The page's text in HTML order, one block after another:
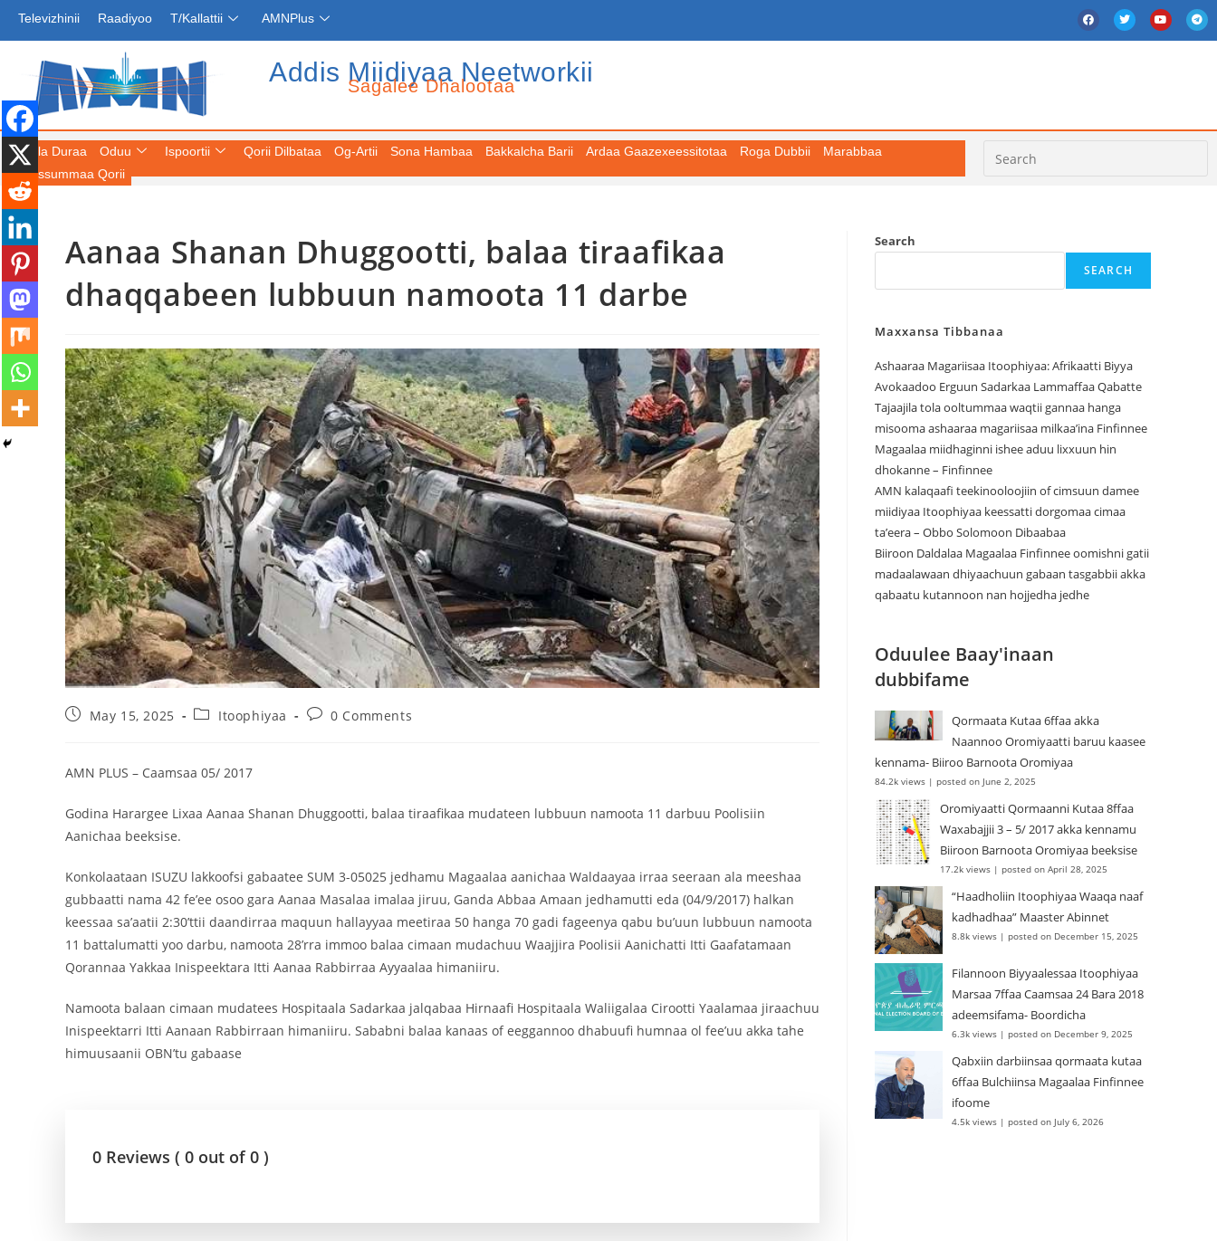
Televizhinii Raadiyoo T/Kallattii AMNPlus
Addis Miidiyaa Neetworkii
Sagalee Dhalootaa
Fuula Duraa Oduu
Ashaaraa Magariisaa Itoophiyaa:
Afrikaatti Biyya Avokaadoo Erguun
Sadarkaa Lammaffaa Qabatte
August 5, 2026
Jijjiirama saffisa Itoophiyaan roga maraan
galmeessaa jirtu ajaa’ibsiifachuu
dhiisuun hin danda’amu – Xiinxala CNN
August 4, 2026
Ispoortii Qorii Dilbataa Og-Artii Sona Hambaa Bakkalcha Barii Ardaa Gaazexeessitotaa Roga Dubbii
Marabbaa
Keessummaa Qorii
Aanaa Shanan Dhuggootti, balaa tiraafikaa
dhaqqabeen lubbuun namoota 11 darbe
May 15, 2025 Itoophiyaa 0 Comments
AMN PLUS – Caamsaa 05/ 2017
Godina Harargee Lixaa Aanaa Shanan Dhuggootti, balaa tiraafikaa mudateen lubbuun namoota 11 darbuu Poolisiin
Aanichaa beeksise.
Konkolaataan ISUZU lakkoofsi gabaatee SUM 3-05025 jedhamu Magaalaa aanichaa Waldaayaa irraa seeraan ala meeshaa
gubbaatti nama 42 fe’ee osoo gara Aanaa Masalaa imalaa jiruu, Ganda Abbaa Amaan jedhamutti eda (04/9/2017) halkan
keessaa sa’aatii 2:30’ttii daandirraa maquun hallayyaa meetiraa 50 hanga 70 gadi fageenya qabu bu’uun lubbuun namoota
11 battalumatti yoo darbu, namoota 28’rra immoo balaa cimaan mudachuu Waajjira Poolisii Aanichatti Itti Gaafatamaan
Qorannaa Yakkaa Inispeektara Itti Aanaa Rabbirraa Ayyaalaa himaniiru.
Namoota balaan cimaan mudatees Hospitaala Sadarkaa jalqabaa Hirnaafi Hospitaala Waliigalaa Cirootti Yaalamaa jiraachuu
Inispeektarri Itti Aanaan Rabbirraan himaniiru. Sababni balaa kanaas of eeggannoo dhabuufi humnaa ol fee’uu akka tahe
himuusaanii OBN’tu gabaase
0 Reviews ( 0 out of 0 )
Search
SEARCH
Maxxansa Tibbanaa
Ashaaraa Magariisaa Itoophiyaa: Afrikaatti Biyya
Avokaadoo Erguun Sadarkaa Lammaffaa Qabatte
Tajaajila tola ooltummaa waqtii gannaa hanga
misooma ashaaraa magariisaa milkaa’ina Finfinnee
Magaalaa miidhaginni ishee aduu lixxuun hin
dhokanne – Finfinnee
‎AMN kalaqaafi teekinooloojiin of cimsuun damee
miidiyaa Itoophiyaa keessatti dorgomaa cimaa
ta’eera – Obbo Solomoon Dibaabaa
Biiroon Daldalaa Magaalaa Finfinnee oomishni gatii
madaalawaan dhiyaachuun gabaan tasgabbii akka
qabaatu kutannoon nan hojjedha jedhe
Oduulee Baay'inaan
dubbifame
Qormaata Kutaa 6ffaa akka
Naannoo Oromiyaatti baruu kaasee
kennama- Biiroo Barnoota Oromiyaa
84.2k views | posted on June 2, 2025
Oromiyaatti Qormaanni Kutaa 8ffaa
Waxabajjii 3 – 5/ 2017 akka kennamu
Biiroon Barnoota Oromiyaa beeksise
17.2k views | posted on April 28, 2025
“Haadholiin Itoophiyaa Waaqa naaf
kadhadhaa” Maaster Abinnet
8.8k views | posted on December 15, 2025
Filannoon Biyyaalessaa Itoophiyaa
Marsaa 7ffaa Caamsaa 24 Bara 2018
adeemsifama- Boordicha
6.3k views | posted on December 9, 2025
Qabxiin darbiinsaa qormaata kutaa
6ffaa Bulchiinsa Magaalaa Finfinnee
ifoome
4.5k views | posted on July 6, 2026